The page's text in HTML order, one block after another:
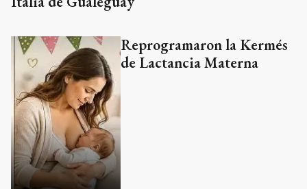
Reprogramaron la Kermés
de Lactancia Materna